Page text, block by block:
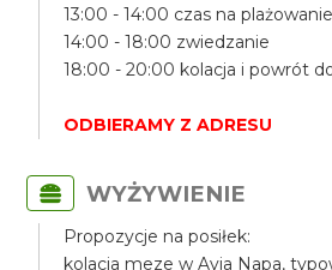
13:00 - 14:00 czas na plażowanie
14:00 - 18:00 zwiedzanie
18:00 - 20:00 kolacja i powrót
ODBIERAMY Z ADRESU
WYŻYWIENIE
Propozycje na posiłek:
kolacja meze w Ayia Napa,